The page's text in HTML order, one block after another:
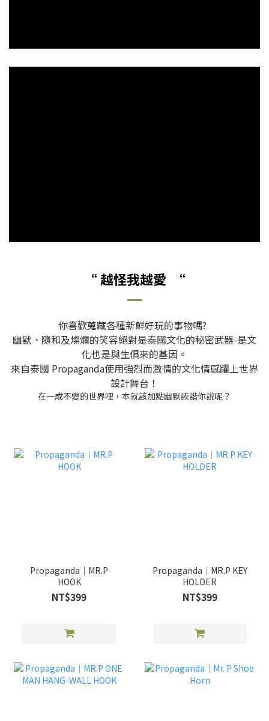
“ 越怪我越愛 “
你喜歡蒐藏各種新鮮好玩的事物嗎?
幽默、隨和及燦爛的笑容絕對是泰國文化的秘密武器-是文
化也是與生俱來的基因。
來自泰國 Propaganda使用強烈而激情的文化情感躍上世界
設計舞台！
在一成不變的世界哩，本就該加點幽默詼諧你說呢？
Propaganda｜MR.P
HOOK
NT$399
Propaganda｜MR.P KEY
HOLDER
NT$399